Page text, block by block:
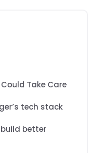
Could Take Care
tech stack
better